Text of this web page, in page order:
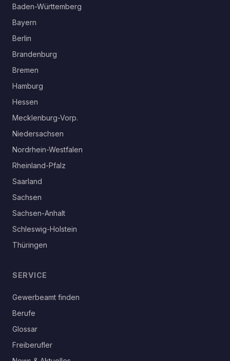
Baden-Württemberg
Bayern
Berlin
Brandenburg
Bremen
Hamburg
Hessen
Mecklenburg-Vorp.
Niedersachsen
Nordrhein-Westfalen
Rheinland-Pfalz
Saarland
Sachsen
Sachsen-Anhalt
Schleswig-Holstein
Thüringen
SERVICE
Gewerbeamt finden
Berufe
Glossar
Freiberufler